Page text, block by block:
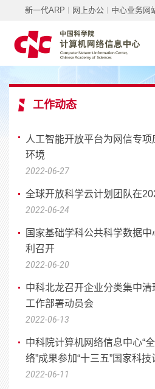
新一代ARP 网上办公 中心业务网
工作动态
人工智能开放平台为网信专
环境
2022-06-27
全球开放科学云计划团队在
2022-06-24
国家基础学科公共科学数据
利召开
2022-06-20
中科北龙召开企业分类集中
工作部署动员会
2022-06-13
中科院计算机网络信息中心“
络”成果参加“十三五”国家科
2022-06-11